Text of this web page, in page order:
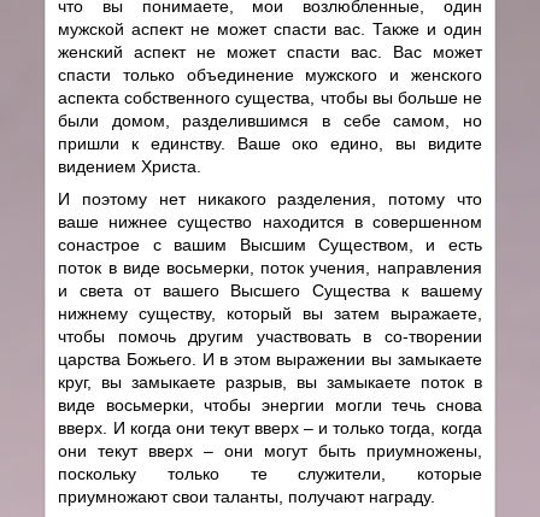
что вы понимаете, мои возлюбленные, один
мужской аспект не может спасти вас. Также и один
женский аспект не может спасти вас. Вас может
спасти только объединение мужского и женского
аспекта собственного существа, чтобы вы больше не
были домом, разделившимся в себе самом, но
пришли к единству. Ваше око едино, вы видите
видением Христа.
И поэтому нет никакого разделения, потому что
ваше нижнее существо находится в совершенном
сонастрое с вашим Высшим Существом, и есть
поток в виде восьмерки, поток учения, направления
и света от вашего Высшего Существа к вашему
нижнему существу, который вы затем выражаете,
чтобы помочь другим участвовать в со-творении
царства Божьего. И в этом выражении вы замыкаете
круг, вы замыкаете разрыв, вы замыкаете поток в
виде восьмерки, чтобы энергии могли течь снова
вверх. И когда они текут вверх – и только тогда, когда
они текут вверх – они могут быть приумножены,
поскольку только те служители, которые
приумножают свои таланты, получают награду.